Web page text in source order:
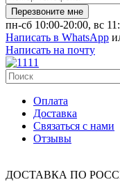
Перезвоните мне
пн-сб 10:00-20:00, вс
Написать в WhatsApp
Написать на почту
Оплата
Доставка
Связаться с нами
Отзывы
ДОСТАВКА ПО